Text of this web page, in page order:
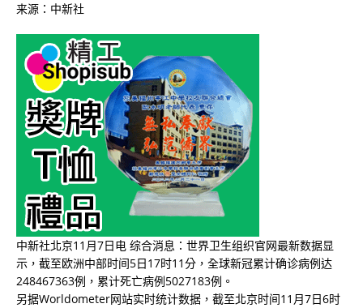
来源：中新社
中新社北京11月7日电 综合消息：世界卫生组织官网最新数据显
示，截至欧洲中部时间5日17时11分，全球新冠累计确诊病例达
248467363例，累计死亡病例5027183例。
另据Worldometer网站实时统计数据，截至北京时间11月7日6时